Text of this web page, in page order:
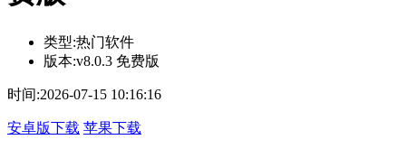
类型:热门软件
版本:v8.0.3 免费版
时间:2026-07-15 10:16:16
安卓版下载 苹果下载